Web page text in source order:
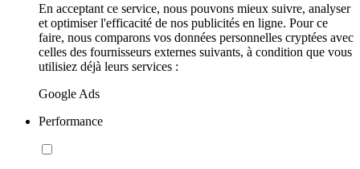
En acceptant ce service, nous pouvons mieux suivre, analyser
et optimiser l'efficacité de nos publicités en ligne. Pour ce
faire, nous comparons vos données personnelles cryptées avec
celles des fournisseurs externes suivants, à condition que vous
utilisiez déjà leurs services :
Google Ads
Performance